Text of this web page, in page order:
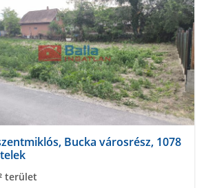
Bucka városrész, 1078
terület